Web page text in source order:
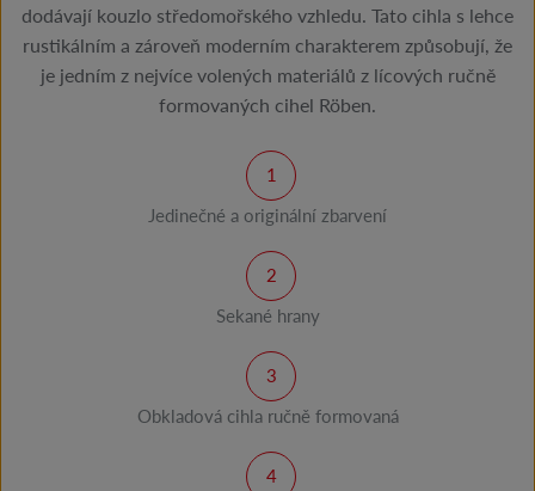
dodávají kouzlo středomořského vzhledu. Tato cihla s lehce
rustikálním a zároveň moderním charakterem způsobují, že
je jedním z nejvíce volených materiálů z lícových ručně
formovaných cihel Röben.
Jedinečné a originální zbarvení
Sekané hrany
Obkladová cihla ručně formovaná